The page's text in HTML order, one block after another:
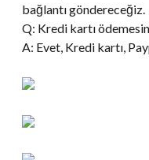
bağlantı göndereceğiz.
Q: Kredi kartı
A: Evet, Kredi kartı,